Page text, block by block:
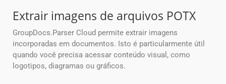
Extrair imagens de arquivos POTX
GroupDocs.Parser Cloud permite extrair imagens
incorporadas em documentos. Isto é particularmente útil
quando você precisa acessar conteúdo visual, como
logotipos, diagramas ou gráficos.